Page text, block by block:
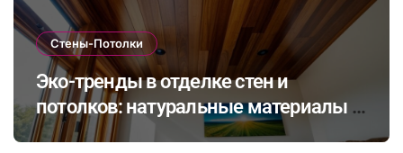
Стены-Потолки
Эко-тренды в отделке стен и
потолков: натуральные материалы и
экологичные покрытия для